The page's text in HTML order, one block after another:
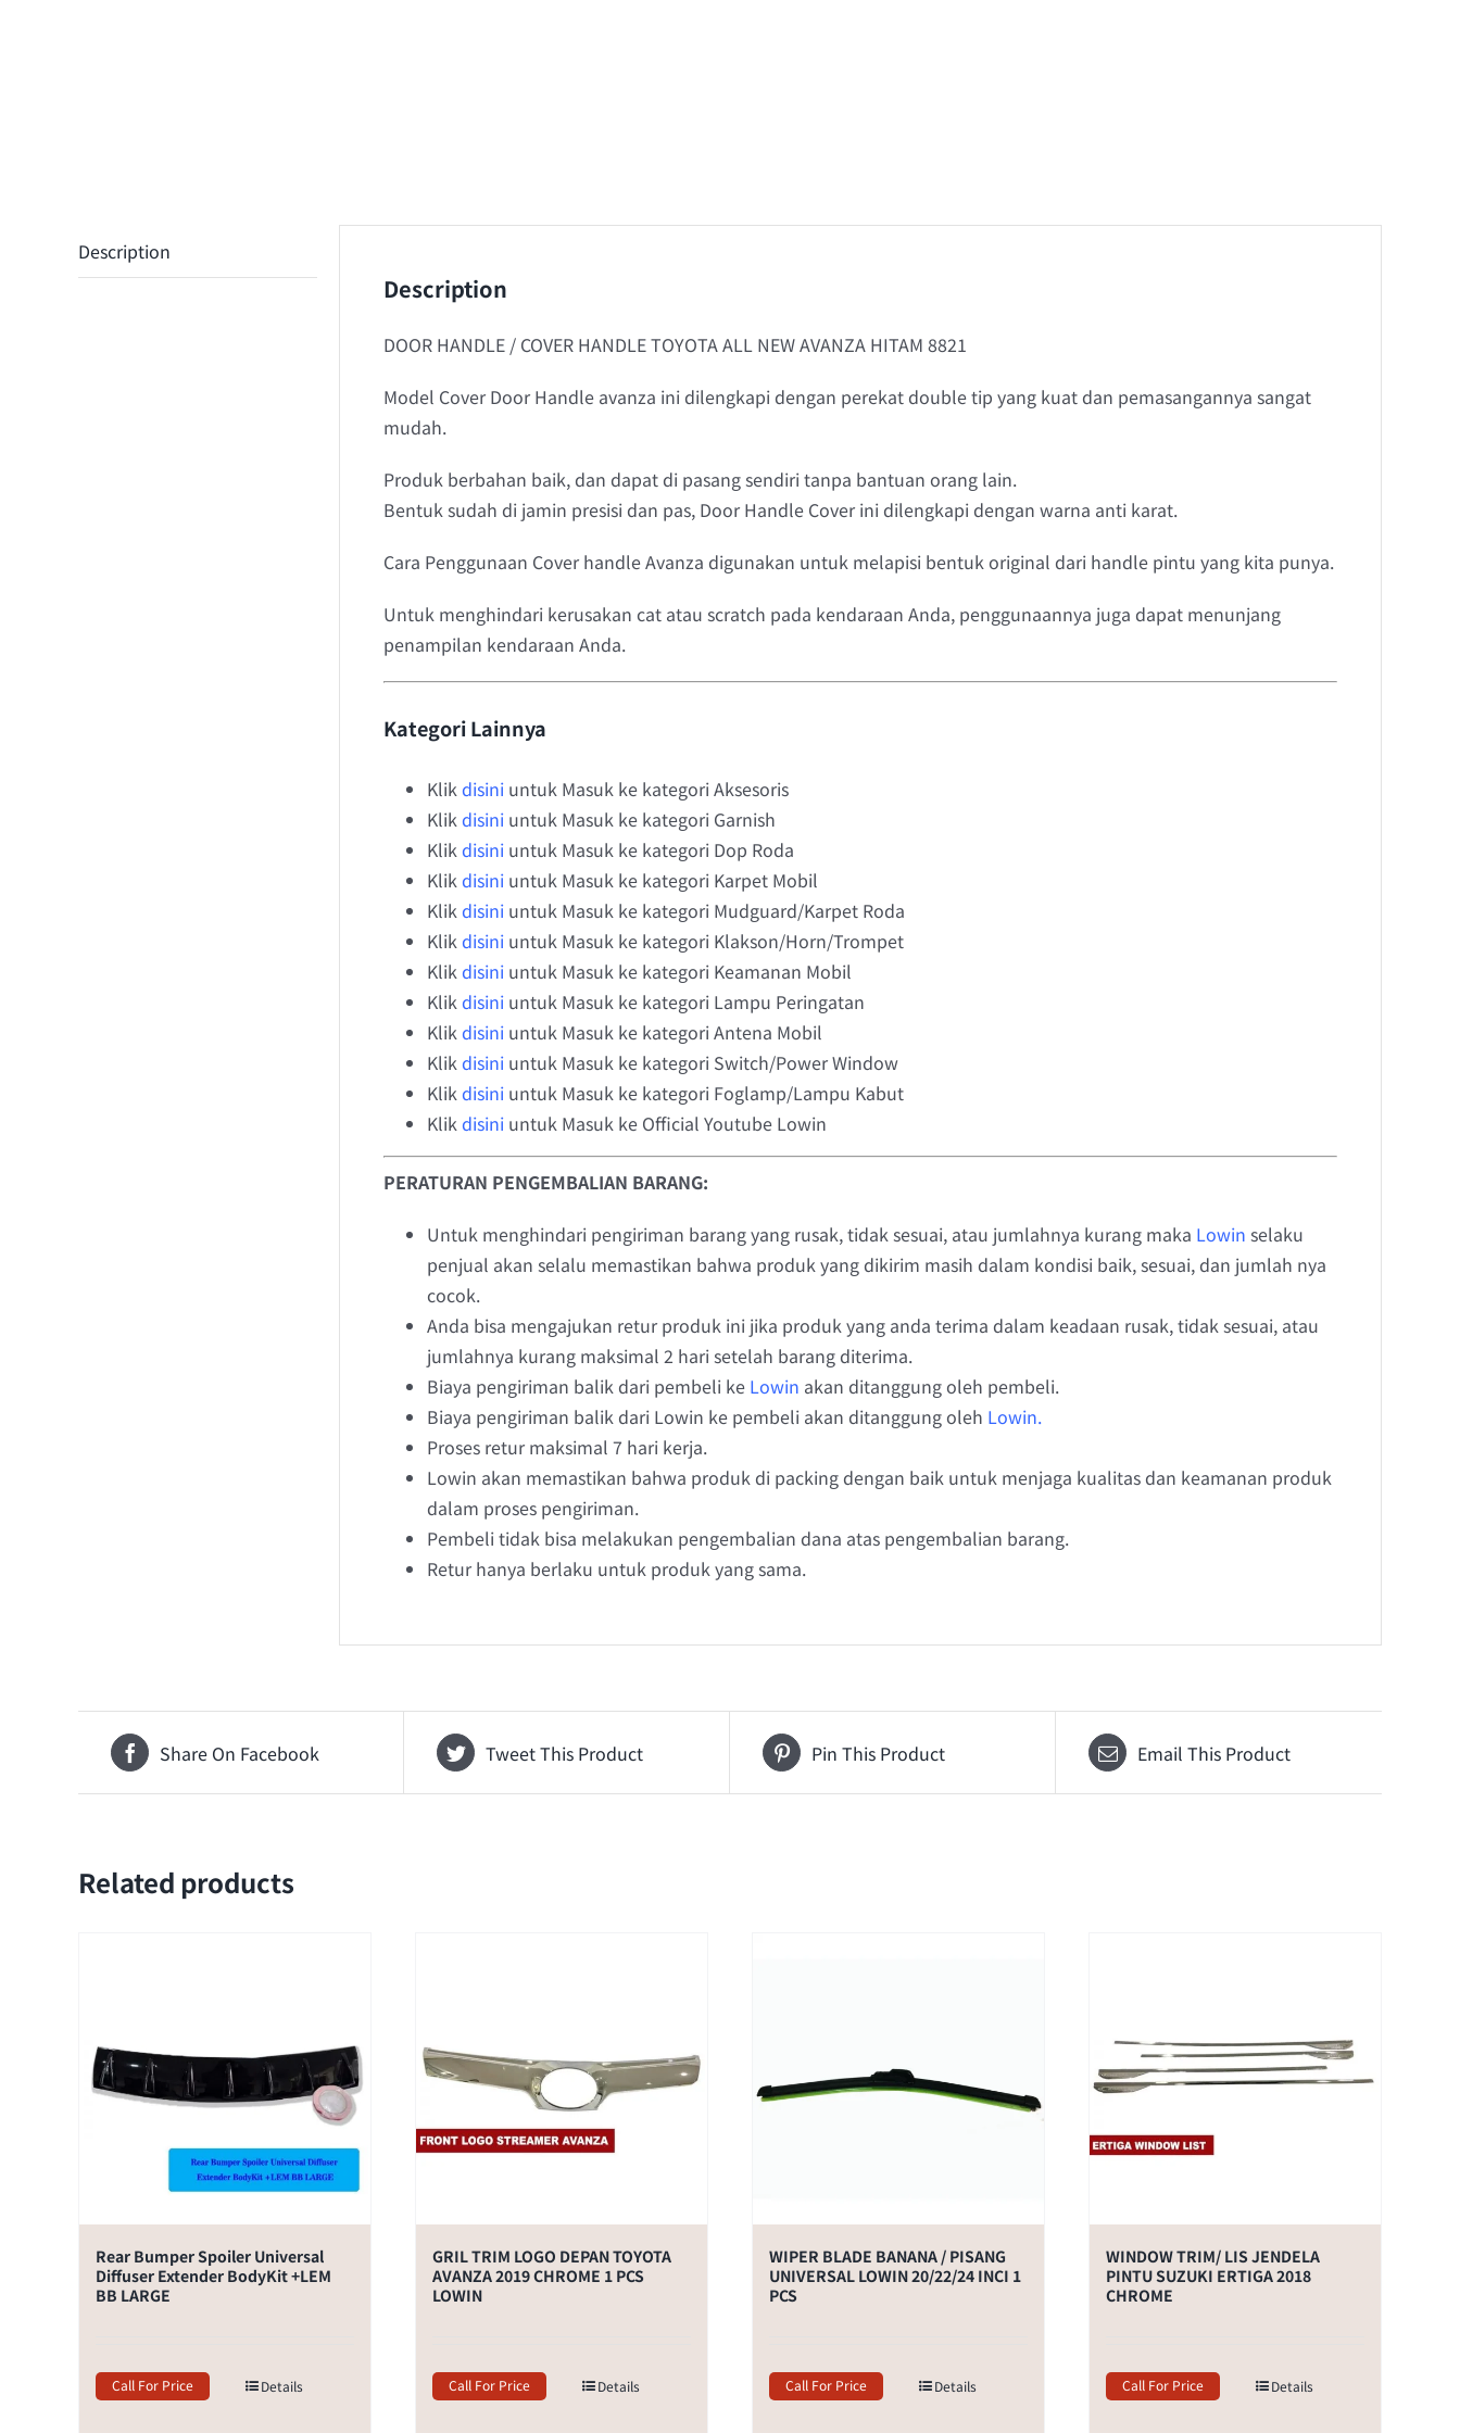
Description
Description
DOOR HANDLE / COVER HANDLE TOYOTA ALL NEW AVANZA HITAM 8821
Model Cover Door Handle avanza ini dilengkapi dengan perekat double tip yang kuat dan pemasangannya sangat
mudah.
Produk berbahan baik, dan dapat di pasang sendiri tanpa bantuan orang lain.
Bentuk sudah di jamin presisi dan pas, Door Handle Cover ini dilengkapi dengan warna anti karat.
Cara Penggunaan Cover handle Avanza digunakan untuk melapisi bentuk original dari handle pintu yang kita punya.
Untuk menghindari kerusakan cat atau scratch pada kendaraan Anda, penggunaannya juga dapat menunjang
penampilan kendaraan Anda.
Kategori Lainnya
Klikdisini untuk Masuk ke kategori Aksesoris
Klikdisini untuk Masuk ke kategori Garnish
Klikdisini untuk Masuk ke kategori Dop Roda
Klikdisini untuk Masuk ke kategori Karpet Mobil
Klikdisini untuk Masuk ke kategori Mudguard/Karpet Roda
Klikdisini untuk Masuk ke kategori Klakson/Horn/Trompet
Klikdisini untuk Masuk ke kategori Keamanan Mobil
Klikdisini untuk Masuk ke kategori Lampu Peringatan
Klikdisini untuk Masuk ke kategori Antena Mobil
Klikdisini untuk Masuk ke kategori Switch/Power Window
Klikdisini untuk Masuk ke kategori Foglamp/Lampu Kabut
Klikdisini untuk Masuk ke Official Youtube Lowin
PERATURAN PENGEMBALIAN BARANG:
Untuk menghindari pengiriman barang yang rusak, tidak sesuai, atau jumlahnya kurang maka Lowin selaku
penjual akan selalu memastikan bahwa produk yang dikirim masih dalam kondisi baik, sesuai, dan jumlah nya
cocok.
Anda bisa mengajukan retur produk ini jika produk yang anda terima dalam keadaan rusak, tidak sesuai, atau
jumlahnya kurang maksimal 2 hari setelah barang diterima.
Biaya pengiriman balik dari pembeli ke Lowin akan ditanggung oleh pembeli.
Biaya pengiriman balik dari Lowin ke pembeli akan ditanggung oleh Lowin.
Proses retur maksimal 7 hari kerja.
Lowin akan memastikan bahwa produk di packing dengan baik untuk menjaga kualitas dan keamanan produk
dalam proses pengiriman.
Pembeli tidak bisa melakukan pengembalian dana atas pengembalian barang.
Retur hanya berlaku untuk produk yang sama.
Share On Facebook Tweet This Product Pin This Product Email This Product
Related products
Rear Bumper Spoiler Universal
Diffuser Extender BodyKit +LEM
BB LARGE
Call For Price Details
GRIL TRIM LOGO DEPAN TOYOTA
AVANZA 2019 CHROME 1 PCS
LOWIN
Call For Price Details
WIPER BLADE BANANA / PISANG
UNIVERSAL LOWIN 20/22/24 INCI 1
PCS
Call For Price Details
WINDOW TRIM/ LIS JENDELA
PINTU SUZUKI ERTIGA 2018
CHROME
Call For Price Details